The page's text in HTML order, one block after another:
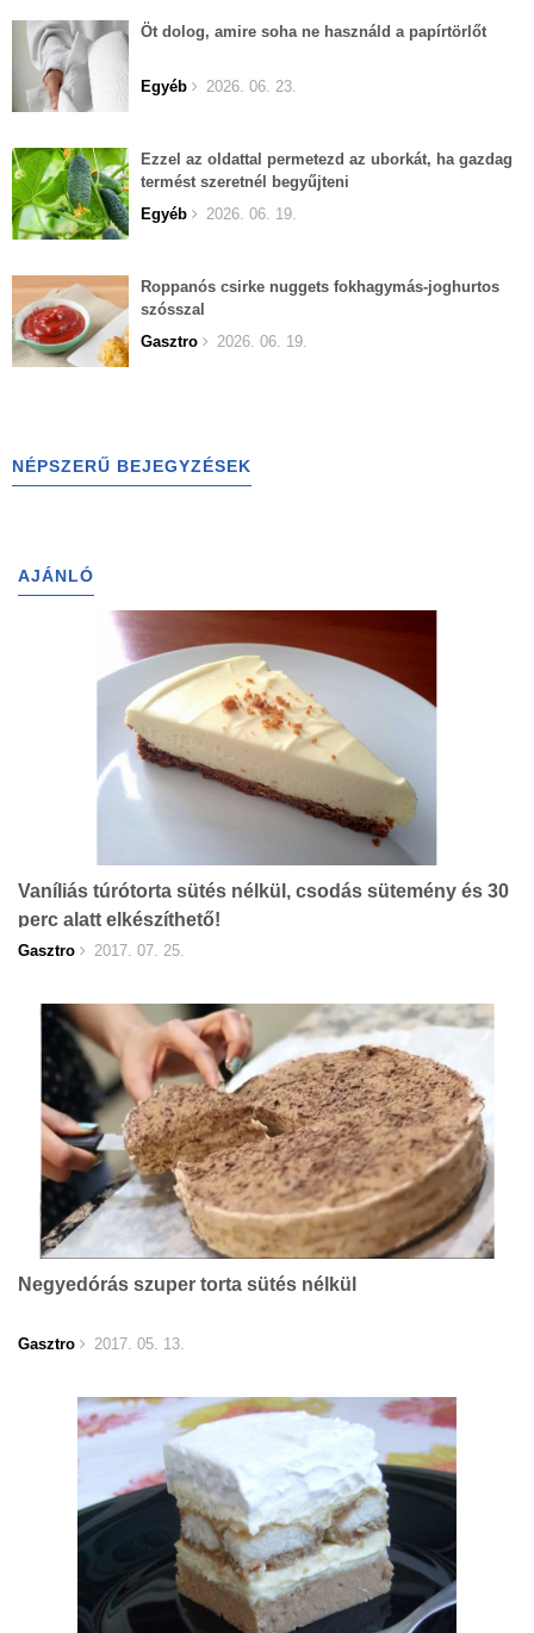
Öt dolog, amire soha ne használd a papírtörlőt
Egyéb 2026. 06. 23.
Ezzel az oldattal permetezd az uborkát, ha gazdag
termést szeretnél begyűjteni
Egyéb
2026. 06. 19.
Roppanós csirke nuggets fokhagymás-joghurtos
szósszal
Gasztro
2026. 06. 19.
NÉPSZERŰ BEJEGYZÉSEK
AJÁNLÓ
Vaníliás túrótorta sütés nélkül, csodás sütemény és 30
perc alatt elkészíthető!
Gasztro 2017. 07. 25.
Negyedórás szuper torta sütés nélkül
Gasztro 2017. 05. 13.